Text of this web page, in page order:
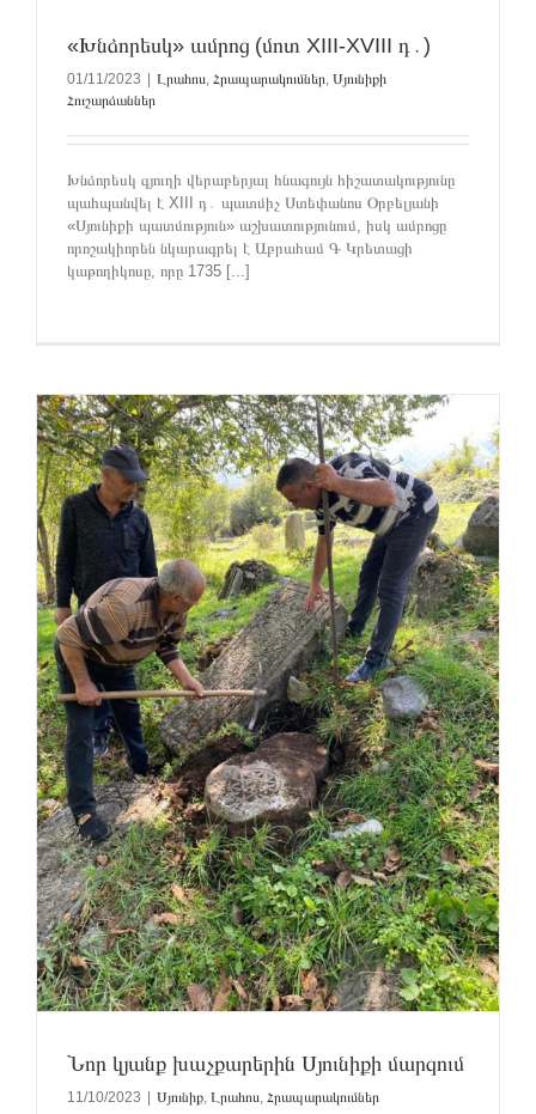
«Խնձորեսկ» ամրոց (մոտ XIII-XVIII դ․)
01/11/2023 Լրահոս, Հրապարակումներ, Սյունիքի
Հուշարձաններ
Խնձորեսկ գյուղի վերաբերյալ հնագույն հիշատակությունը
պահպանվել է XIII դ․ պատմիչ Ստեփանոս Օրբելյանի
«Սյունիքի պատմություն» աշխատությունում, իսկ ամրոցը
որոշակիորեն նկարագրել է Աբրահամ Գ Կրետացի
կաթողիկոսը, որը 1735 [...]
Նոր կյանք խաչքարերին Սյունիքի մարզում
11/10/2023 Սյունիք, Լրահոս, Հրապարակումներ